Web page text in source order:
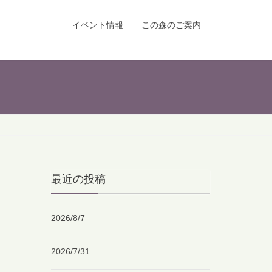
イベント情報 この森のご案内
最近の投稿
2026/8/7
2026/7/31